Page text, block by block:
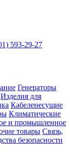
593-29-27
Генераторы
Изделия для
Кабеленесущие
Климатические
и промышленное
товары Связь,
безопасности